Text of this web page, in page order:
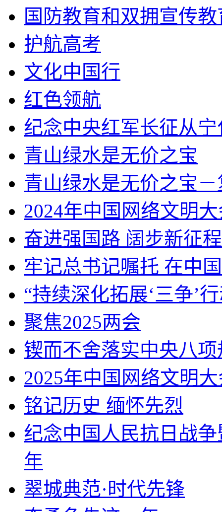
国防教育和双拥宣传
护航高考
文化中国行
红色领航
纪念中央红军长征从
青山绿水是无价之宝
青山绿水是无价之宝－
2024年中国网络文明
奋进强国路 阔步新征程
牢记总书记嘱托 在中
“持续深化拓展‘三争’
聚焦2025两会
锲而不舍落实中央八
2025年中国网络文明
铭记历史 缅怀先烈
纪念中国人民抗日战
年
翠城典范·时代先锋